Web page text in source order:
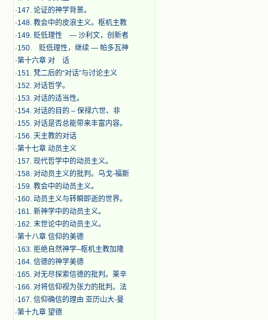
·147. 论证的神学背景。
·148. 教会中的皮浪主义。枢机主教
·149. 贬低理性 — 沙利文，创新者
·150. 贬低理性，继续 — 帕多瓦神
·第十六章 对 话
·151. 梵二后的“对话”与讨论主义
·152. 对话哲学。
·153. 对话的适当性。
·154. 对话的目的 – 保禄六世、非
·155. 对话是否总能带来丰富内容。
·156. 天主教的对话
·第十七章 动员主义
·157. 现代哲学中的动员主义。
·158. 对动员主义的批判。乌戈-福斯
·159. 教会中的动员主义。
·160. 动员主义与转瞬即逝的世界。
·161. 新神学中的动员主义。
·162. 末世论中的动员主义。
·第十八章 信仰的美德
·163. 拒绝自然神学–枢机主教加隆
·164. 信德的神学美德
·165. 对无尽探索信德的批判。莱辛
·166. 对将信仰视为张力的批判。法
·167. 信仰确信的理由 亚历山大-曼
·第十九章 望德